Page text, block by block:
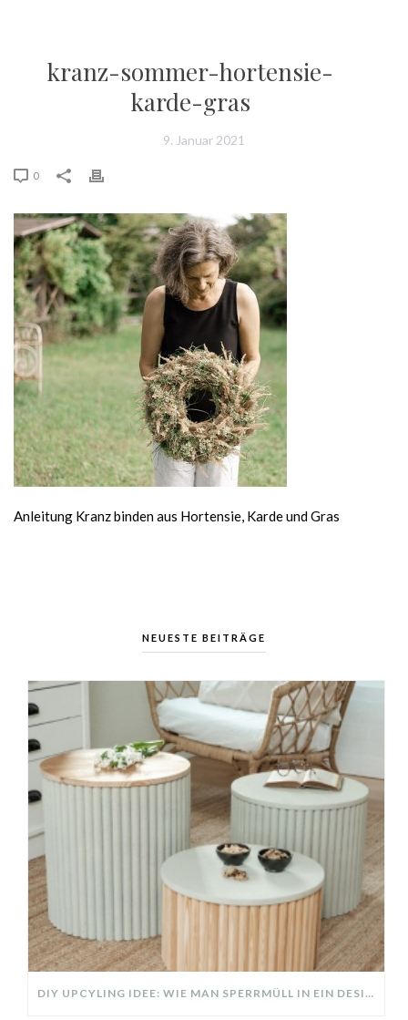
kranz-sommer-hortensie-
karde-gras
9. Januar 2021
0
Anleitung Kranz binden aus Hortensie, Karde und Gras
NEUESTE BEITRÄGE
DIY UPCYLING IDEE: WIE MAN SPERRMÜLL IN EIN DESIGNER TEIL VERWANDELT